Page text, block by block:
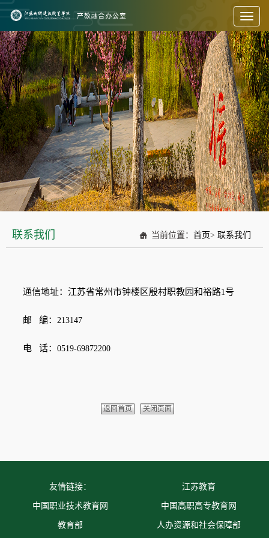
Toggle
联系我们 当前位置： 首页> 联系我们
通信地址：江苏省常州市钟楼区殷村职教园和裕路1号
邮 编： 213147
电 话： 0519-69872200
返回首页 关闭页面
友情链接： 江苏教育
中国职业技术教育网 中国高职高专教育网
教育部 人办资源和社会保障部